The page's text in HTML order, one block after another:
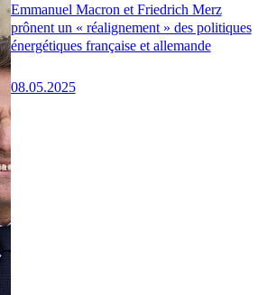
Emmanuel Macron et Friedrich Merz
prônent un « réalignement » des politiques
énergétiques française et allemande
08.05.2025